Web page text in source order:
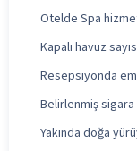
Otelde Spa
Kapalı havuz
Resepsiyonda
Belirlenmiş sigara
Yakında doğa